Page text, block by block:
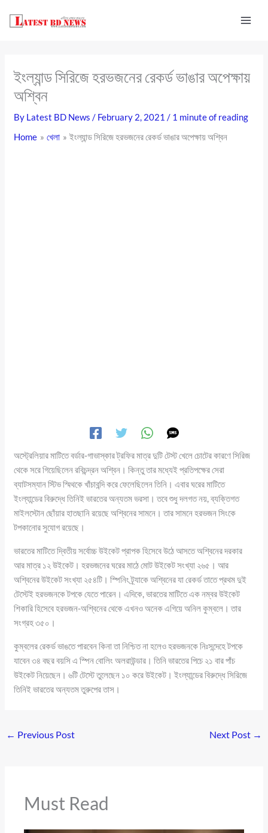
ইংল্যান্ড সিরিজে হরভজনের রেকর্ড ভাঙার অপেক্ষায়
অশ্বিন
By Latest BD News/ February 2, 2021/ 1 minute of reading
Home
খেলা ইংল্যান্ড সিরিজে হরভজনের রেকর্ড ভাঙার অপেক্ষায় অশ্বিন
অস্ট্রেলিয়ার মাটিতে বর্ডার-গাভাস্কার ট্রফির মাত্র দুটি টেস্ট খেলে চোটের কারণে সিরিজ
থেকে সরে গিয়েছিলেন রবিচন্দ্রন অশ্বিন। কিন্তু তার মধ্যেই প্রতিপক্ষের সেরা
ব্যাটসম্যান স্টিভ স্মিথকে খাঁচাবন্দি করে ফেলেছিলেন তিনি। এবার ঘরের মাটিতে
ইংল্যান্ডের বিরুদ্ধে তিনিই ভারতের অন্যতম ভরসা। তবে শুধু দলগত নয়, ব্যক্তিগত
মাইলস্টোন ছোঁয়ার হাতছানি রয়েছে অশ্বিনের সামনে। তার সামনে হরভজন সিংকে
টপকানোর সুযোগ রয়েছে।
ভারতের মাটিতে দ্বিতীয় সর্বোচ্চ উইকেট প্রাপক হিসেবে উঠে আসতে অশ্বিনের দরকার
আর মাত্র ১২ উইকেট। হরভজনের ঘরের মাঠে মোট উইকেট সংখ্যা ২৬৫। আর
অশ্বিনের উইকেট সংখ্যা ২৫৪টি। স্পিনিং ট্র্যাকে অশ্বিনের যা রেকর্ড তাতে প্রথম দুই
টেস্টেই হরভজনকে টপকে যেতে পারেন। এদিকে, ভারতের মাটিতে এক নম্বর উইকেট
শিকারি হিসেবে হরভজন-অশ্বিনের থেকে এখনও অনেক এগিয়ে অনিল কুম্বলে। তার
সংগ্রহ ৩৫০।
কুম্বলের রেকর্ড ভাঙতে পারবেন কিনা তা নিশ্চিত না হলেও হরভজনকে নিঃসন্দেহে টপকে
যাবেন ৩৪ বছর বয়সি এ স্পিন বোলিং অলরাউন্ডার। তিনি ভারতের পিচে ২১ বার পাঁচ
উইকেট নিয়েছেন। ৬টি টেস্টে তুলেছেন ১০ করে উইকেট। ইংল্যান্ডের বিরুদ্ধে সিরিজে
তিনিই ভারতের অন্যতম তুরুপের তাস।
← Previous Post Next Post →
Must Read